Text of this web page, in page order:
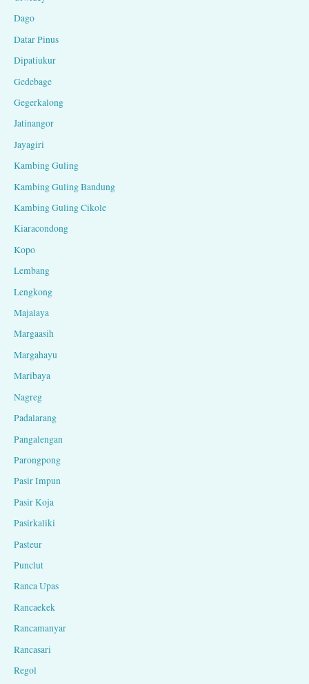
Dago
Datar Pinus
Dipatiukur
Gedebage
Gegerkalong
Jatinangor
Jayagiri
Kambing Guling
Kambing Guling Bandung
Kambing Guling Cikole
Kiaracondong
Kopo
Lembang
Lengkong
Majalaya
Margaasih
Margahayu
Maribaya
Nagreg
Padalarang
Pangalengan
Parongpong
Pasir Impun
Pasir Koja
Pasirkaliki
Pasteur
Punclut
Ranca Upas
Rancaekek
Rancamanyar
Rancasari
Regol